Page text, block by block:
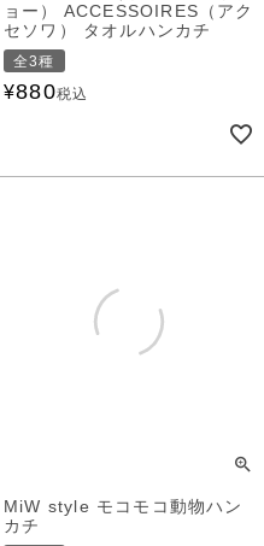
ョー） ACCESSOIRES（アク
セソワ） タオルハンカチ
全3種
¥880税込
MiW style モコモコ動物ハン
カチ